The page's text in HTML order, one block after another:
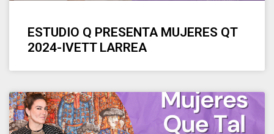
ESTUDIO Q PRESENTA MUJERES QT
2024-IVETT LARREA